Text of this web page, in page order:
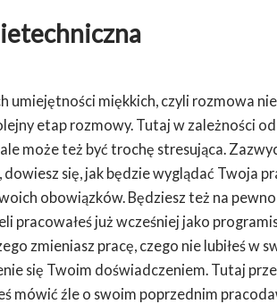
umiejętności miękkich, czyli rozmowa
etap rozmowy. Tutaj w zależności
ale może też być trochę stresująca.
się, jak będzie wyglądać Twoja
obowiązków. Będziesz też na
pracowałeś już wcześniej jako
zmieniasz pracę, czego nie lubiłeś w
się Twoim doświadczeniem. Tutaj
mówić źle o swoim poprzednim